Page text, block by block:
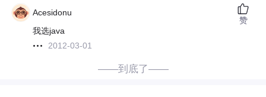
Acesidonu
我选java
2012-03-01
赞
——到底了——